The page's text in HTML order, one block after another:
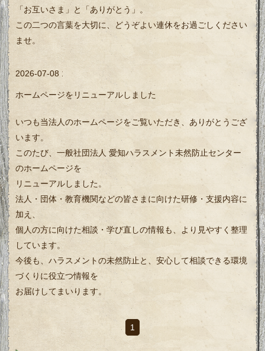
「お互いさま」と「ありがとう」。
この二つの言葉を大切に、どうぞよい連休をお過ごしください
ませ。
2026-07-08 17:09:00
ホームページをリニューアルしました
いつも当法人のホームページをご覧いただき、ありがとうござ
います。
このたび、一般社団法人 愛知ハラスメント未然防止センター
のホームページを
リニューアルしました。
法人・団体・教育機関などの皆さまに向けた研修・支援内容に
加え、
個人の方に向けた相談・学び直しの情報も、より見やすく整理
しています。
今後も、ハラスメントの未然防止と、安心して相談できる環境
づくりに役立つ情報を
お届けしてまいります。
1